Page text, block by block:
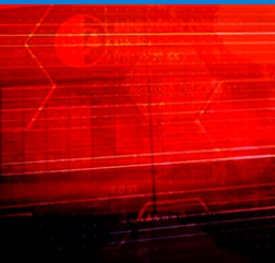
Pular para o conteúdo